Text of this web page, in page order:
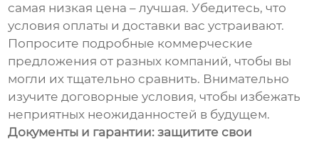
самая низкая цена – лучшая. Убедитесь, что
условия оплаты и доставки вас устраивают.
Попросите подробные коммерческие
предложения от разных компаний, чтобы вы
могли их тщательно сравнить. Внимательно
изучите договорные условия, чтобы избежать
неприятных неожиданностей в будущем.
Документы и гарантии: защитите свои